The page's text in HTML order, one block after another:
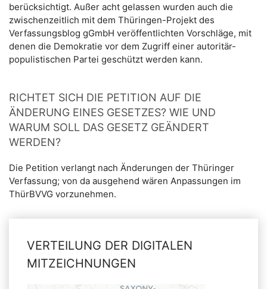
berücksichtigt. Außer acht gelassen wurden auch die
zwischenzeitlich mit dem Thüringen-Projekt des
Verfassungsblog gGmbH veröffentlichten Vorschläge, mit
denen die Demokratie vor dem Zugriff einer autoritär-
populistischen Partei geschützt werden kann.
RICHTET SICH DIE PETITION AUF DIE
ÄNDERUNG EINES GESETZES? WIE UND
WARUM SOLL DAS GESETZ GEÄNDERT
WERDEN?
Die Petition verlangt nach Änderungen der Thüringer
Verfassung; von da ausgehend wären Anpassungen im
ThürBVVG vorzunehmen.
VERTEILUNG DER DIGITALEN
MITZEICHNUNGEN